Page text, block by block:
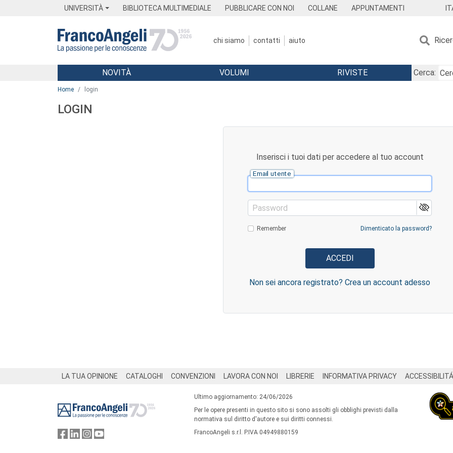
UNIVERSITÀ BIBLIOTECA MULTIMEDIALE PUBBLICARE CON NOI COLLANE APPUNTAMENTI
chi siamo contatti aiuto
Menu
NOVITÀ VOLUMI RIVISTE
Cerca:
Home login
LOGIN
Inserisci i tuoi dati per accedere al tuo account
Email utente
Password
Remember Dimenticato la password?
Non sei ancora registrato? Crea un account adesso
LA TUA OPINIONE CATALOGHI CONVENZIONI LAVORA CON NOI LIBRERIE INFORMATIVA PRIVACY ACCESSIBILITÁ
Ultimo aggiornamento: 24/06/2026
Per le opere presenti in questo sito si sono assolti gli obblighi previsti dalla
normativa sul diritto d'autore e sui diritti connessi.
FrancoAngeli s.r.l. P.IVA 04949880159